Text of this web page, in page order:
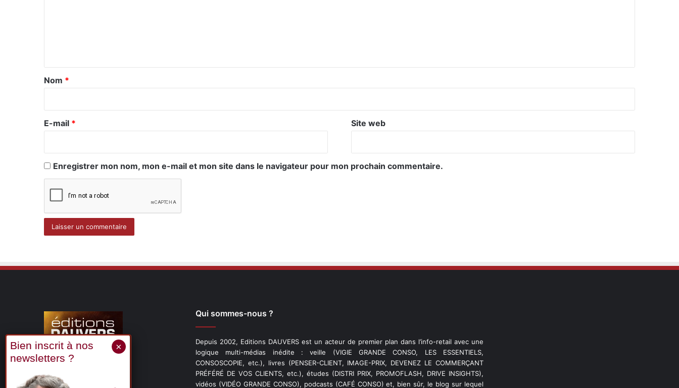
a
r
e
Nom *
E-mail * Site web
Enregistrer mon nom, mon e-mail et mon site dans le navigateur pour mon prochain commentaire.
Qui sommes-nous ?
Depuis 2002, Editions DAUVERS est un acteur de premier plan dans l’info-retail avec une
logique multi-médias inédite : veille (VIGIE GRANDE CONSO, LES ESSENTIELS,
CONSOSCOPIE, etc.), livres (PENSER-CLIENT, IMAGE-PRIX, DEVENEZ LE COMMERÇANT
PRÉFÉRÉ DE VOS CLIENTS, etc.), études (DISTRI PRIX, PROMOFLASH, DRIVE INSIGHTS),
vidéos (VIDÉO GRANDE CONSO), podcasts (CAFÉ CONSO) et, bien sûr, le blog sur lequel